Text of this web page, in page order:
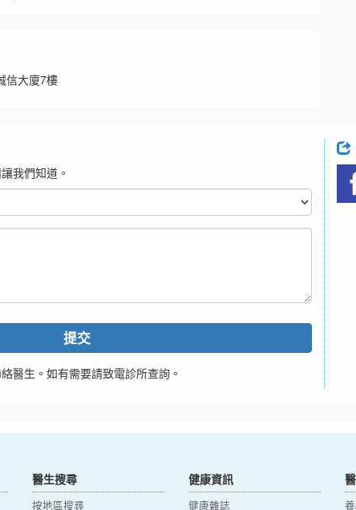
信大廈7樓
我們知道。
提交
醫生。如有需要請致電診所查詢。
醫生搜尋
按地區搜尋
健康資訊
健康雜誌